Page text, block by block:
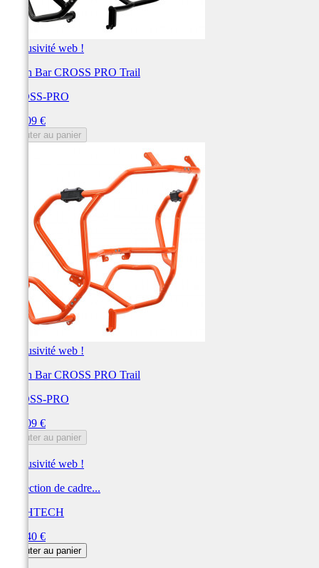
Exclusivité web !
Crash Bar CROSS PRO Trail
CROSS-PRO
384,09 €
Ajouter au panier
Exclusivité web !
Crash Bar CROSS PRO Trail
CROSS-PRO
384,09 €
Ajouter au panier
Exclusivité web !
Protection de cadre...
LIGHTECH
374,40 €
Ajouter au panier